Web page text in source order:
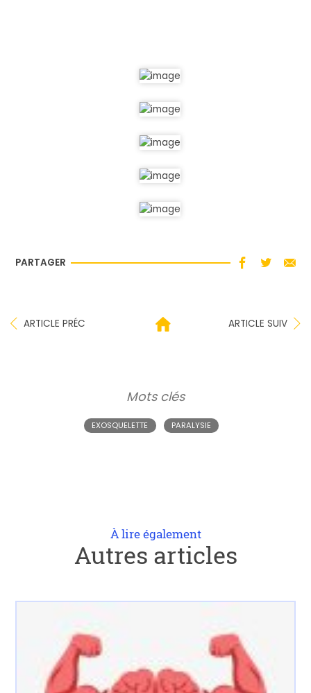
PARTAGER
ARTICLE PRÉC ARTICLE SUIV
Mots clés
EXOSQUELETTE PARALYSIE
À lire également
Autres articles